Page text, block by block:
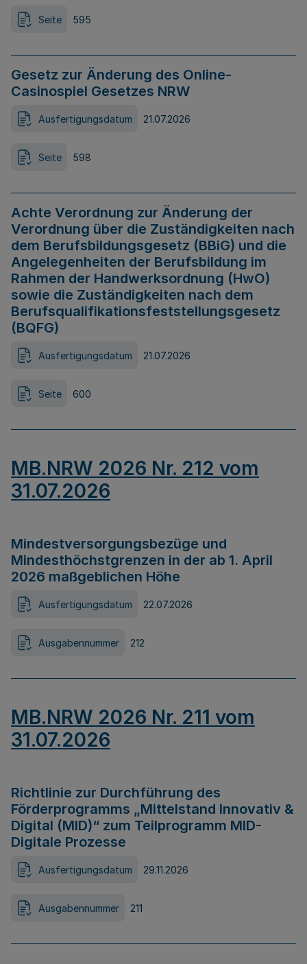
Seite 595
Gesetz zur Änderung des Online-
Casinospiel Gesetzes NRW
Ausfertigungsdatum 21.07.2026
Seite 598
Achte Verordnung zur Änderung der
Verordnung über die Zuständigkeiten nach
dem Berufsbildungsgesetz (BBiG) und die
Angelegenheiten der Berufsbildung im
Rahmen der Handwerksordnung (HwO)
sowie die Zuständigkeiten nach dem
Berufsqualifikationsfeststellungsgesetz
(BQFG)
Ausfertigungsdatum 21.07.2026
Seite 600
MB.NRW 2026 Nr. 212 vom
31.07.2026
Mindestversorgungsbezüge und
Mindesthöchstgrenzen in der ab 1. April
2026 maßgeblichen Höhe
Ausfertigungsdatum 22.07.2026
Ausgabennummer 212
MB.NRW 2026 Nr. 211 vom
31.07.2026
Richtlinie zur Durchführung des
Förderprogramms „Mittelstand Innovativ &
Digital (MID)“ zum Teilprogramm MID-
Digitale Prozesse
Ausfertigungsdatum 29.11.2026
Ausgabennummer 211